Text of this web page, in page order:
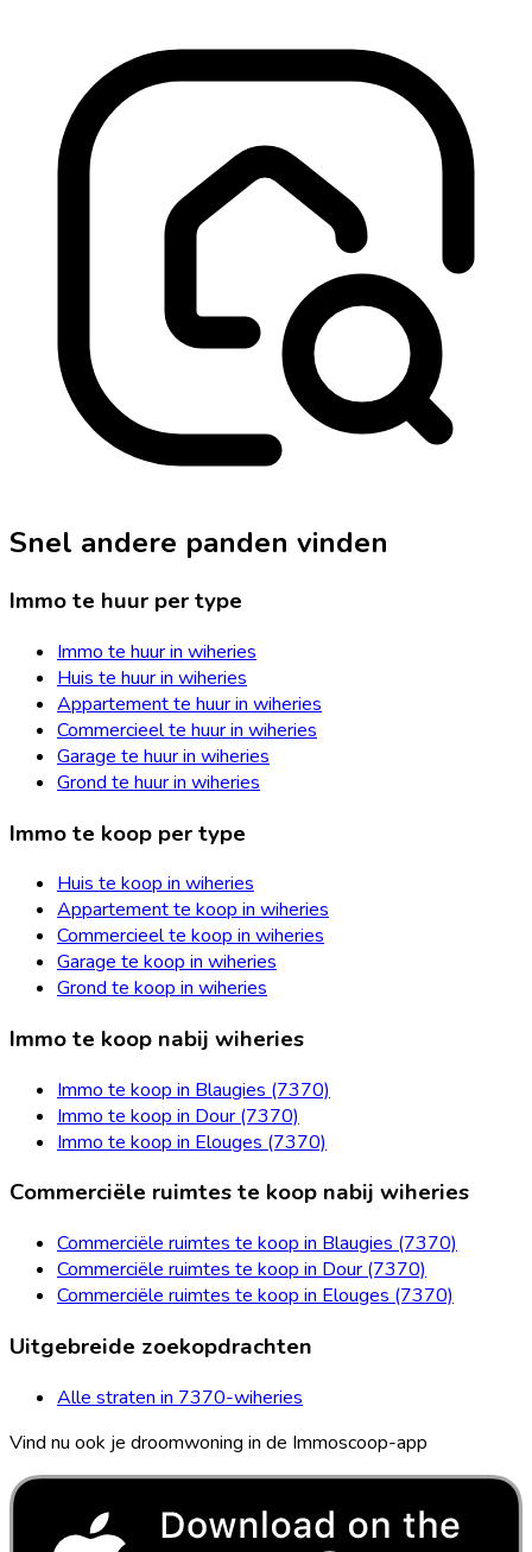
Snel andere panden vinden
Immo te huur per type
Immo te huur in wiheries
Huis te huur in wiheries
Appartement te huur in wiheries
Commercieel te huur in wiheries
Garage te huur in wiheries
Grond te huur in wiheries
Immo te koop per type
Huis te koop in wiheries
Appartement te koop in wiheries
Commercieel te koop in wiheries
Garage te koop in wiheries
Grond te koop in wiheries
Immo te koop nabij wiheries
Immo te koop in Blaugies (7370)
Immo te koop in Dour (7370)
Immo te koop in Elouges (7370)
Commerciële ruimtes te koop nabij wiheries
Commerciële ruimtes te koop in Blaugies (7370)
Commerciële ruimtes te koop in Dour (7370)
Commerciële ruimtes te koop in Elouges (7370)
Uitgebreide zoekopdrachten
Alle straten in 7370-wiheries
Vind nu ook je droomwoning in de Immoscoop-app